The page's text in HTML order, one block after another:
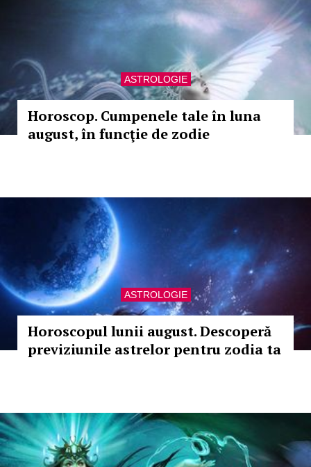
ASTROLOGIE
Horoscop. Cumpenele tale în luna
august, în funcţie de zodie
ASTROLOGIE
Horoscopul lunii august. Descoperă
previziunile astrelor pentru zodia ta